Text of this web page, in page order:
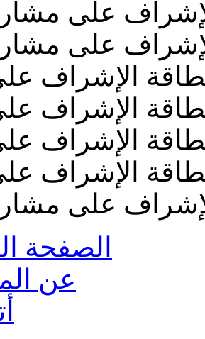
على
على
الإشراف
الإشراف
الإشراف
الإشراف
على
الصفحة
عن